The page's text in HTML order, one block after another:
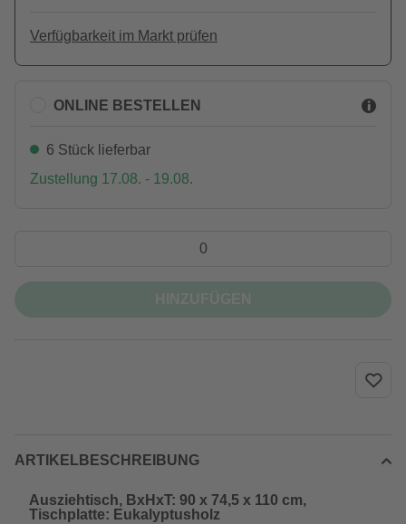
Verfügbarkeit im Markt prüfen
ONLINE BESTELLEN
6 Stück lieferbar
Zustellung 17.08. - 19.08.
ARTIKELBESCHREIBUNG
Ausziehtisch, BxHxT: 90 x 74,5 x 110 cm,
Tischplatte: Eukalyptusholz